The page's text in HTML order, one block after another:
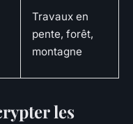
Travaux en
pente, forêt,
montagne
les